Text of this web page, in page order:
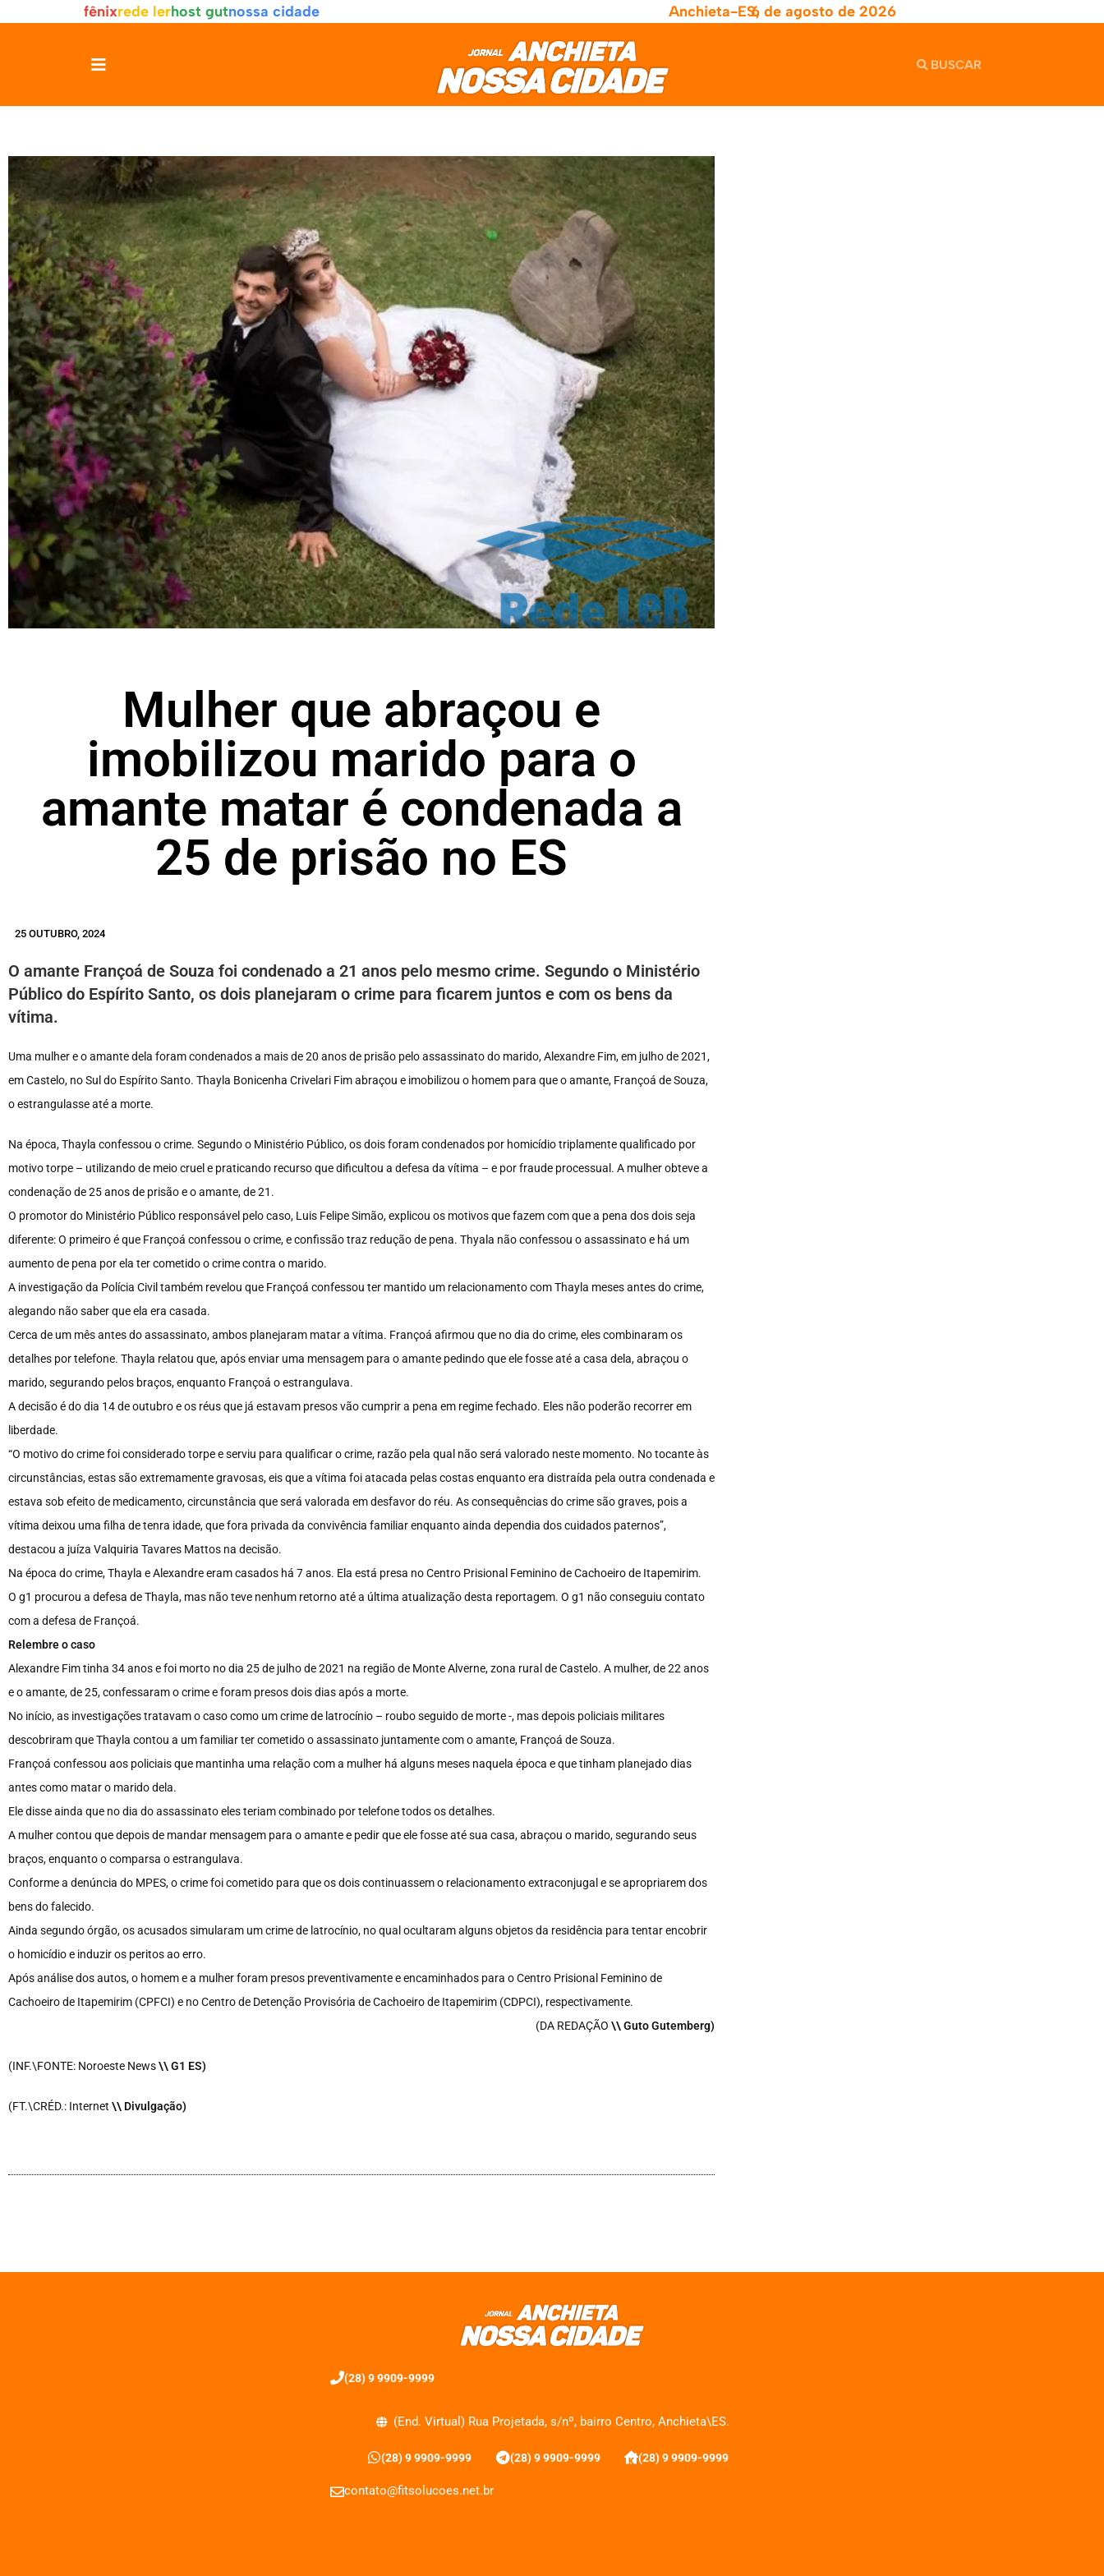
fênixrede lerhost gutnossa cidade Anchieta-ES,6 de agosto de 2026
Mulher que abraçou e
imobilizou marido para o
amante matar é condenada a
25 de prisão no ES
25 OUTUBRO, 2024
O amante Françoá de Souza foi condenado a 21 anos pelo mesmo crime. Segundo o Ministério
Público do Espírito Santo, os dois planejaram o crime para ficarem juntos e com os bens da
vítima.
Uma mulher e o amante dela foram condenados a mais de 20 anos de prisão pelo assassinato do marido, Alexandre Fim, em julho de 2021,
em Castelo, no Sul do Espírito Santo. Thayla Bonicenha Crivelari Fim abraçou e imobilizou o homem para que o amante, Françoá de Souza,
o estrangulasse até a morte.
Na época, Thayla confessou o crime. Segundo o Ministério Público, os dois foram condenados por homicídio triplamente qualificado por
motivo torpe – utilizando de meio cruel e praticando recurso que dificultou a defesa da vítima – e por fraude processual. A mulher obteve a
condenação de 25 anos de prisão e o amante, de 21.
O promotor do Ministério Público responsável pelo caso, Luis Felipe Simão, explicou os motivos que fazem com que a pena dos dois seja
diferente: O primeiro é que Françoá confessou o crime, e confissão traz redução de pena. Thyala não confessou o assassinato e há um
aumento de pena por ela ter cometido o crime contra o marido.
A investigação da Polícia Civil também revelou que Françoá confessou ter mantido um relacionamento com Thayla meses antes do crime,
alegando não saber que ela era casada.
Cerca de um mês antes do assassinato, ambos planejaram matar a vítima. Françoá afirmou que no dia do crime, eles combinaram os
detalhes por telefone. Thayla relatou que, após enviar uma mensagem para o amante pedindo que ele fosse até a casa dela, abraçou o
marido, segurando pelos braços, enquanto Françoá o estrangulava.
A decisão é do dia 14 de outubro e os réus que já estavam presos vão cumprir a pena em regime fechado. Eles não poderão recorrer em
liberdade.
“O motivo do crime foi considerado torpe e serviu para qualificar o crime, razão pela qual não será valorado neste momento. No tocante às
circunstâncias, estas são extremamente gravosas, eis que a vítima foi atacada pelas costas enquanto era distraída pela outra condenada e
estava sob efeito de medicamento, circunstância que será valorada em desfavor do réu. As consequências do crime são graves, pois a
vítima deixou uma filha de tenra idade, que fora privada da convivência familiar enquanto ainda dependia dos cuidados paternos”,
destacou a juíza Valquiria Tavares Mattos na decisão.
Na época do crime, Thayla e Alexandre eram casados há 7 anos. Ela está presa no Centro Prisional Feminino de Cachoeiro de Itapemirim.
O g1 procurou a defesa de Thayla, mas não teve nenhum retorno até a última atualização desta reportagem. O g1 não conseguiu contato
com a defesa de Françoá.
Relembre o caso
Alexandre Fim tinha 34 anos e foi morto no dia 25 de julho de 2021 na região de Monte Alverne, zona rural de Castelo. A mulher, de 22 anos
e o amante, de 25, confessaram o crime e foram presos dois dias após a morte.
No início, as investigações tratavam o caso como um crime de latrocínio – roubo seguido de morte -, mas depois policiais militares
descobriram que Thayla contou a um familiar ter cometido o assassinato juntamente com o amante, Françoá de Souza.
Françoá confessou aos policiais que mantinha uma relação com a mulher há alguns meses naquela época e que tinham planejado dias
antes como matar o marido dela.
Ele disse ainda que no dia do assassinato eles teriam combinado por telefone todos os detalhes.
A mulher contou que depois de mandar mensagem para o amante e pedir que ele fosse até sua casa, abraçou o marido, segurando seus
braços, enquanto o comparsa o estrangulava.
Conforme a denúncia do MPES, o crime foi cometido para que os dois continuassem o relacionamento extraconjugal e se apropriarem dos
bens do falecido.
Ainda segundo órgão, os acusados simularam um crime de latrocínio, no qual ocultaram alguns objetos da residência para tentar encobrir
o homicídio e induzir os peritos ao erro.
Após análise dos autos, o homem e a mulher foram presos preventivamente e encaminhados para o Centro Prisional Feminino de
Cachoeiro de Itapemirim (CPFCI) e no Centro de Detenção Provisória de Cachoeiro de Itapemirim (CDPCI), respectivamente.
(DA REDAÇÃO \\ Guto Gutemberg)
(INF.\FONTE: Noroeste News\\ G1 ES)
(FT.\CRÉD.: Internet \\ Divulgação)
(28) 9 9909-9999
(End. Virtual) Rua Projetada, s/nº, bairro Centro, Anchieta\ES.
(28) 9 9909-9999 (28) 9 9909-9999 (28) 9 9909-9999
contato@fitsolucoes.net.br